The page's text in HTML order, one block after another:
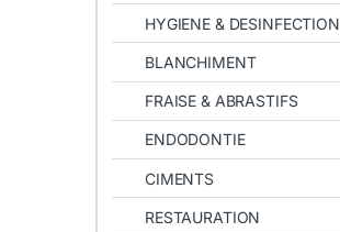
HYGIENE & DESINFECTION
BLANCHIMENT
FRAISE & ABRASTIFS
ENDODONTIE
CIMENTS
RESTAURATION